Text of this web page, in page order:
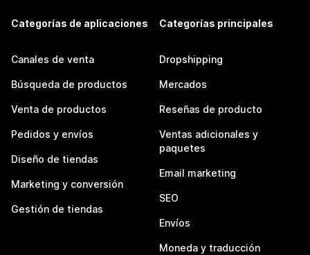
Categorías de aplicaciones
Canales de venta
Búsqueda de productos
Venta de productos
Pedidos y envíos
Diseño de tiendas
Marketing y conversión
Gestión de tiendas
Categorías principales
Dropshipping
Mercados
Reseñas de producto
Ventas adicionales y
paquetes
Email marketing
SEO
Envíos
Moneda y traducción